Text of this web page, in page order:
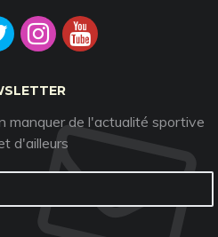
manquer de l'actualité sportive
d'ailleurs